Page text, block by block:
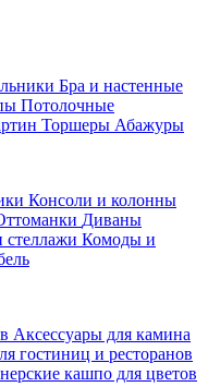
Бра и настенные
Потолочные
Торшеры Абажуры
Консоли и колонны
Диваны
Комоды и
Аксессуары для камина
гостиниц и ресторанов
кашпо для цветов